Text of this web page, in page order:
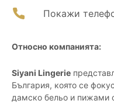
Покажи
Относно компанията:
Siyani Lingerie
България, която се
дамско бельо и пижами